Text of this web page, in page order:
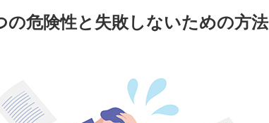
の危険性と失敗しないための方法